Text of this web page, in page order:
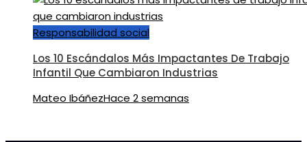
Responsabilidad social
Los 10 Escándalos Más Impactantes De Trabajo
Infantil Que Cambiaron Industrias
Mateo IbáñezHace 2 semanas